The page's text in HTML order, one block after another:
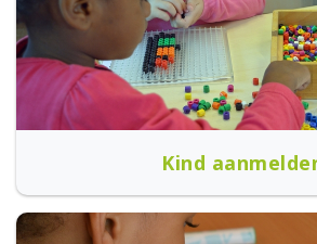
Kind